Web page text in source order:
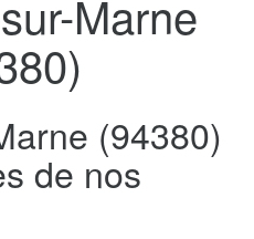
Marne
(94380)
de nos